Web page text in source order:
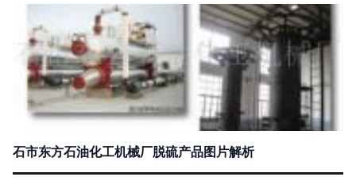
石市东方石油化工机械厂脱硫产品图片解析